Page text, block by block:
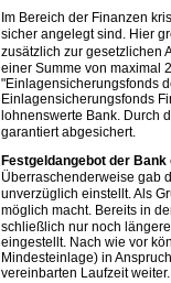
Im Bereich der Finanzen
sicher angelegt sind. Hier
zusätzlich zur gesetzlichen
einer Summe von maximal
"Einlagensicherungsfonds
Einlagensicherungsfonds
lohnenswerte Bank. Durch
garantiert abgesichert.
Festgeldangebot der
Überraschenderweise gab
unverzüglich einstellt. Als
möglich macht. Bereits in
schließlich nur noch
eingestellt. Nach wie vor
Mindesteinlage) in
vereinbarten Laufzeit weiter.